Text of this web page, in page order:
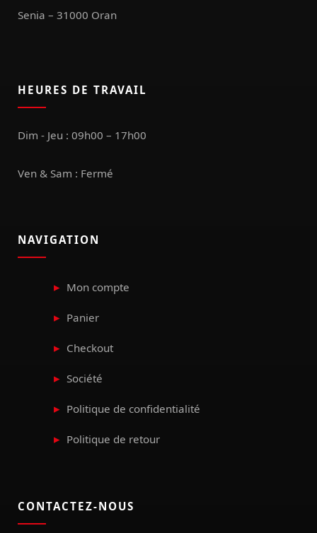
Senia – 31000 Oran
HEURES DE TRAVAIL
Dim - Jeu : 09h00 – 17h00
Ven & Sam : Fermé
NAVIGATION
Mon compte
Panier
Checkout
Société
Politique de confidentialité
Politique de retour
CONTACTEZ-NOUS